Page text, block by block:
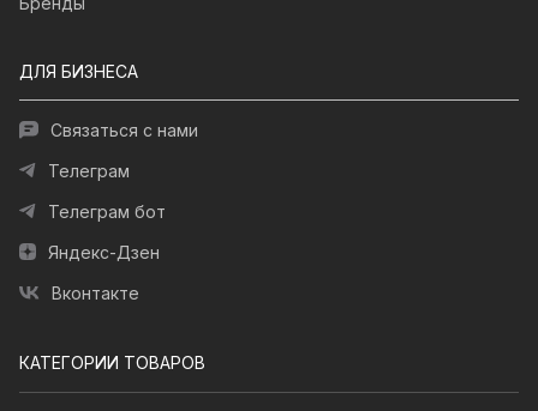
ДЛЯ БИЗНЕСА
Связаться с нами
Телеграм
Телеграм бот
Яндекс-Дзен
Вконтакте
КАТЕГОРИИ ТОВАРОВ